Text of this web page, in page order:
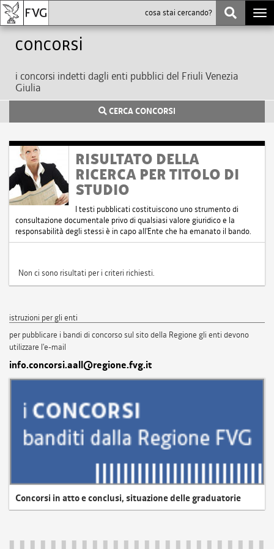
Concorsi
i concorsi indetti dagli enti pubblici del Friuli Venezia
Giulia
CERCA CONCORSI
RISULTATO DELLA
RICERCA PER TITOLO DI
STUDIO
I testi pubblicati costituiscono uno strumento di
consultazione documentale privo di qualsiasi valore giuridico e la
responsabilità degli stessi è in capo all'Ente che ha emanato il bando.
Non ci sono risultati per i criteri richiesti.
istruzioni per gli enti
per pubblicare i bandi di concorso sul sito della Regione gli enti devono
utilizzare l'e-mail
info.concorsi.aall@regione.fvg.it
Concorsi in atto e conclusi, situazione delle graduatorie